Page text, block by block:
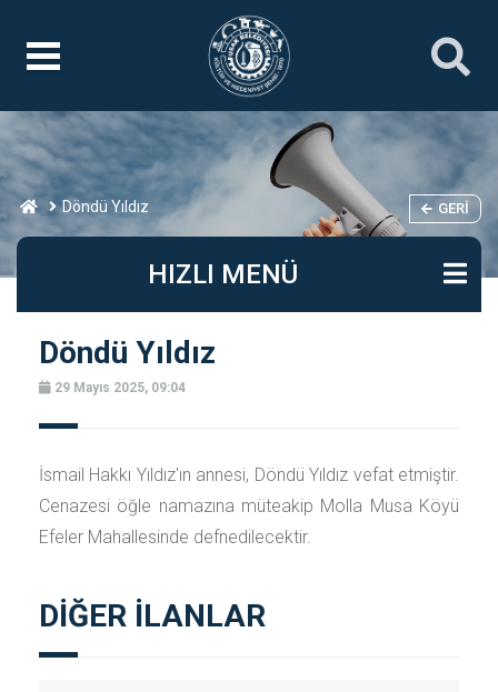
Döndü Yıldız GERI
HIZLI MENÜ
Döndü Yıldız
29 Mayıs 2025, 09:04
İsmail Hakkı Yıldız'ın annesi, Döndü Yıldız vefat etmiştir.
Cenazesi öğle namazına müteakip Molla Musa Köyü
Efeler Mahallesinde defnedilecektir.
DİĞER İLANLAR